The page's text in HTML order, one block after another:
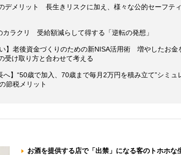
デメリット 長生きリスクに加え、様々な公的セーフテ
カラクリ 受給額減らして得する「逆転の発想」
い】老後資金づくりのための新NISA活用術 増やしたお金
受け取り方と合わせて考える
へ】“50歳で加入、70歳まで毎月2万円を積み立て”シミュ
節税メリット
お酒を提供する店で「出禁」になる客のトホホ